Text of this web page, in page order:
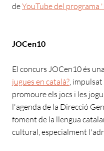
deYouTube del programa
JOCen10
El concurs JOCen10 és
jugues en català? ,
promoure els jocs i les
l'agenda de la Direcció
foment de la llengua
cultural, especialment